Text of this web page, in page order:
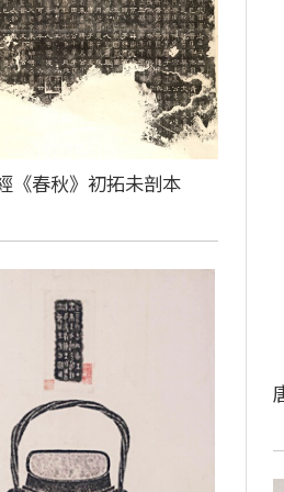
《春秋》初拓未剖本